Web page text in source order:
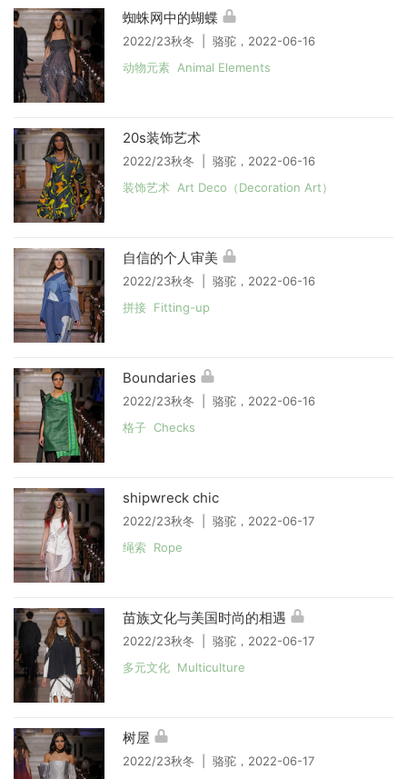
蜘蛛网中的蝴蝶
2022/23秋冬 | 骆驼，2022-06-16
动物元素 Animal Elements
20s装饰艺术
2022/23秋冬 | 骆驼，2022-06-16
装饰艺术 Art Deco（Decoration Art）
自信的个人审美
2022/23秋冬 | 骆驼，2022-06-16
拼接 Fitting-up
Boundaries
2022/23秋冬 | 骆驼，2022-06-16
格子 Checks
shipwreck chic
2022/23秋冬 | 骆驼，2022-06-17
绳索 Rope
苗族文化与美国时尚的相遇
2022/23秋冬 | 骆驼，2022-06-17
多元文化 Multiculture
树屋
2022/23秋冬 | 骆驼，2022-06-17